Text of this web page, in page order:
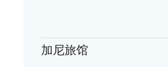
加尼旅馆